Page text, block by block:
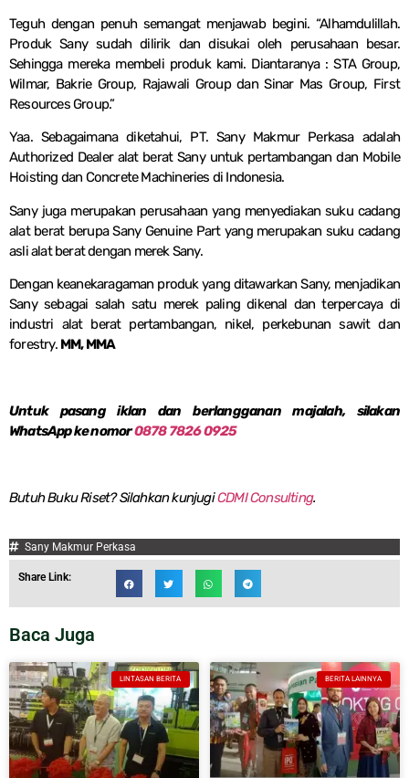
Teguh dengan penuh semangat menjawab begini. “Alhamdulillah.
Produk Sany sudah dilirik dan disukai oleh perusahaan besar.
Sehingga mereka membeli produk kami. Diantaranya : STA Group,
Wilmar, Bakrie Group, Rajawali Group dan Sinar Mas Group, First
Resources Group.”
Yaa. Sebagaimana diketahui, PT. Sany Makmur Perkasa adalah
Authorized Dealer alat berat Sany untuk pertambangan dan Mobile
Hoisting dan Concrete Machineries di Indonesia.
Sany juga merupakan perusahaan yang menyediakan suku cadang
alat berat berupa Sany Genuine Part yang merupakan suku cadang
asli alat berat dengan merek Sany.
Dengan keanekaragaman produk yang ditawarkan Sany, menjadikan
Sany sebagai salah satu merek paling dikenal dan terpercaya di
industri alat berat pertambangan, nikel, perkebunan sawit dan
forestry. MM, MMA
Untuk pasang iklan dan berlangganan majalah, silakan
WhatsApp ke nomor0878 7826 0925
Butuh Buku Riset? Silahkan kunjugiCDMI Consulting.
Sany Makmur Perkasa
Share Link:
Baca Juga
LINTASAN BERITA BERITA LAINNYA